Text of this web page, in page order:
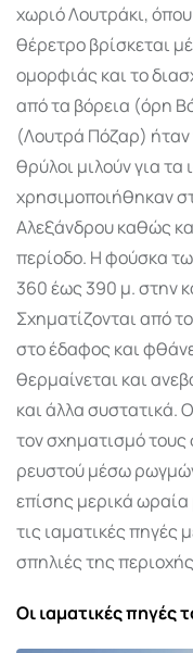
χωριό Λουτράκι,
θέρετρο βρίσκεται
ομορφιάς και το
από τα βόρεια (όρη
(Λουτρά Πόζαρ) ήταν
θρύλοι μιλούν για τα
χρησιμοποιήθηκαν
Αλεξάνδρου καθώς
περίοδο. Η φούσκα
360 έως 390 μ. στην
Σχηματίζονται από
στο έδαφος και
θερμαίνεται και
και άλλα συστατικά.
τον σχηματισμό
ρευστού μέσω
επίσης μερικά
τις ιαματικές πηγές
σπηλιές της
Οι ιαματικές πηγές